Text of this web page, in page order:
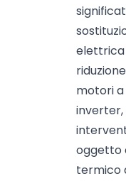
elettrica
motori
inverter,
oggetto
termico